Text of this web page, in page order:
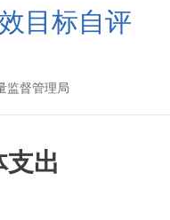
目标自评
监督管理局
支出